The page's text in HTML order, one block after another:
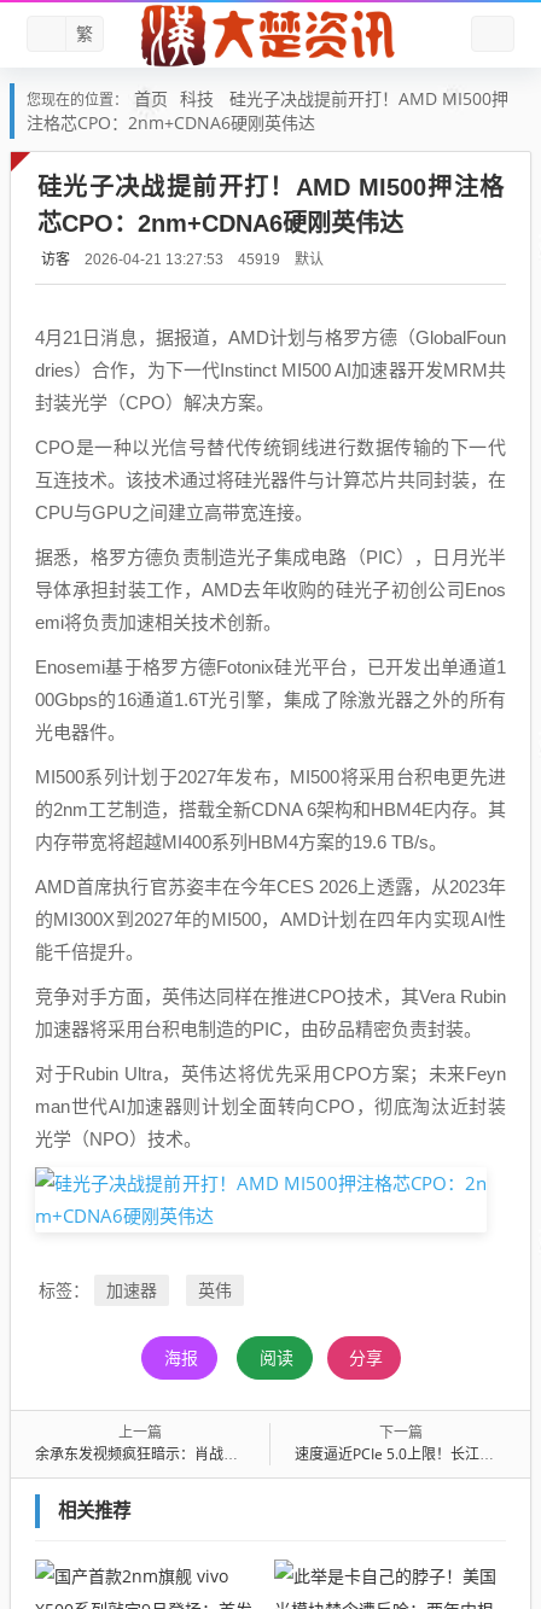
繁
您现在的位置： 首页 科技
硅光子决战提前开打！AMD MI500押
注格芯CPO：2nm+CDNA6硬刚英伟达
硅光子决战提前开打！AMD MI500押注格
芯CPO：2nm+CDNA6硬刚英伟达
访客 2026-04-21 13:27:53 45919 默认
4月21日消息，据报道，AMD计划与格罗方德（GlobalFoun
dries）合作，为下一代Instinct MI500 AI加速器开发MRM共
封装光学（CPO）解决方案。
CPO是一种以光信号替代传统铜线进行数据传输的下一代
互连技术。该技术通过将硅光器件与计算芯片共同封装，在
CPU与GPU之间建立高带宽连接。
据悉，格罗方德负责制造光子集成电路（PIC），日月光半
导体承担封装工作，AMD去年收购的硅光子初创公司Enos
emi将负责加速相关技术创新。
Enosemi基于格罗方德Fotonix硅光平台，已开发出单通道1
00Gbps的16通道1.6T光引擎，集成了除激光器之外的所有
光电器件。
MI500系列计划于2027年发布，MI500将采用台积电更先进
的2nm工艺制造，搭载全新CDNA 6架构和HBM4E内存。其
内存带宽将超越MI400系列HBM4方案的19.6 TB/s。
AMD首席执行官苏姿丰在今年CES 2026上透露，从2023年
的MI300X到2027年的MI500，AMD计划在四年内实现AI性
能千倍提升。
竞争对手方面，英伟达同样在推进CPO技术，其Vera Rubin
加速器将采用台积电制造的PIC，由矽品精密负责封装。
对于Rubin Ultra，英伟达将优先采用CPO方案；未来Feyn
man世代AI加速器则计划全面转向CPO，彻底淘汰近封装
光学（NPO）技术。
标签： 加速器 英伟
海报 阅读 分享
上一篇
余承东发视频疯狂暗示：肖战将代言尚界Z7系列 粉丝集体沸腾
下一篇
速度逼近PCIe 5.0上限！长江存储致态TiPro9000 2TB图赏
相关推荐